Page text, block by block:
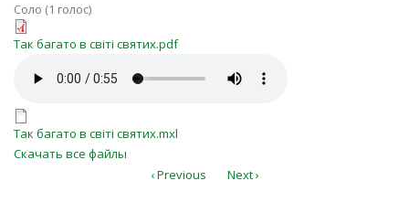
Соло (1 голос)
Так багато в світі святих.pdf
Так багато в світі святих.pdf
Так багато в світі святих.mp3
Так багато в світі святих.mxl
Так багато в світі святих.mxl
Скачать все файлы
‹ Previous
Next ›